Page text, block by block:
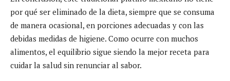
por qué ser eliminado de la dieta, siempre que se consuma
de manera ocasional, en porciones adecuadas y con las
debidas medidas de higiene. Como ocurre con muchos
alimentos, el equilibrio sigue siendo la mejor receta para
cuidar la salud sin renunciar al sabor.